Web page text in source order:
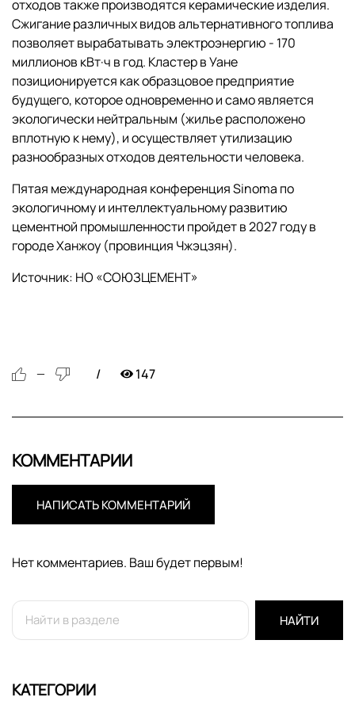
отходов также производятся керамические изделия.
Сжигание различных видов альтернативного топлива
позволяет вырабатывать электроэнергию - 170
миллионов кВт·ч в год. Кластер в Уане
позиционируется как образцовое предприятие
будущего, которое одновременно и само является
экологически нейтральным (жилье расположено
вплотную к нему), и осуществляет утилизацию
разнообразных отходов деятельности человека.
Пятая международная конференция Sinoma по
экологичному и интеллектуальному развитию
цементной промышленности пройдет в 2027 году в
городе Ханжоу (провинция Чжэцзян).
Источник: НО «СОЮЗЦЕМЕНТ»
— 147
КОММЕНТАРИИ
НАПИСАТЬ КОММЕНТАРИЙ
Нет комментариев. Ваш будет первым!
НАЙТИ
КАТЕГОРИИ